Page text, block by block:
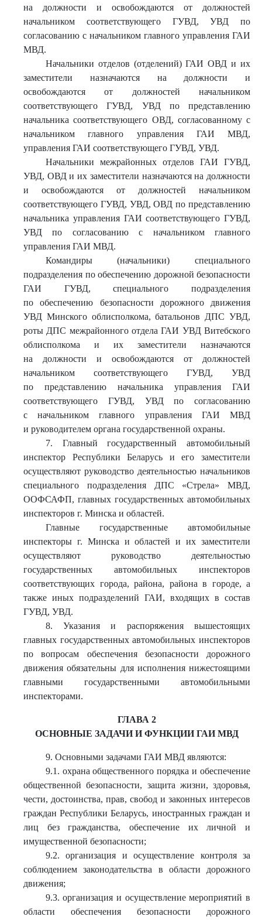
на должности и освобождаются от должностей
начальником соответствующего ГУВД, УВД по
согласованию с начальником главного управления ГАИ
МВД.
Начальники отделов (отделений) ГАИ ОВД и их
заместители назначаются на должности и
освобождаются от должностей начальником
соответствующего ГУВД, УВД по представлению
начальника соответствующего ОВД, согласованному с
начальником главного управления ГАИ МВД,
управления ГАИ соответствующего ГУВД, УВД.
Начальники межрайонных отделов ГАИ ГУВД,
УВД, ОВД и их заместители назначаются на должности
и освобождаются от должностей начальником
соответствующего ГУВД, УВД, ОВД по представлению
начальника управления ГАИ соответствующего ГУВД,
УВД по согласованию с начальником главного
управления ГАИ МВД.
Командиры (начальники) специального
подразделения по обеспечению дорожной безопасности
ГАИ ГУВД, специального подразделения
по обеспечению безопасности дорожного движения
УВД Минского облисполкома, батальонов ДПС УВД,
роты ДПС межрайонного отдела ГАИ УВД Витебского
облисполкома и их заместители назначаются
на должности и освобождаются от должностей
начальником соответствующего ГУВД, УВД
по представлению начальника управления ГАИ
соответствующего ГУВД, УВД по согласованию
с начальником главного управления ГАИ МВД
и руководителем органа государственной охраны.
7. Главный государственный автомобильный
инспектор Республики Беларусь и его заместители
осуществляют руководство деятельностью начальников
специального подразделения ДПС «Стрела» МВД,
ООФСАФП, главных государственных автомобильных
инспекторов г. Минска и областей.
Главные государственные автомобильные
инспекторы г. Минска и областей и их заместители
осуществляют руководство деятельностью
государственных автомобильных инспекторов
соответствующих города, района, района в городе, а
также иных подразделений ГАИ, входящих в состав
ГУВД, УВД.
8. Указания и распоряжения вышестоящих
главных государственных автомобильных инспекторов
по вопросам обеспечения безопасности дорожного
движения обязательны для исполнения нижестоящими
главными государственными автомобильными
инспекторами.
ГЛАВА 2
ОСНОВНЫЕ ЗАДАЧИ И ФУНКЦИИ ГАИ МВД
9. Основными задачами ГАИ МВД являются:
9.1. охрана общественного порядка и обеспечение
общественной безопасности, защита жизни, здоровья,
чести, достоинства, прав, свобод и законных интересов
граждан Республики Беларусь, иностранных граждан и
лиц без гражданства, обеспечение их личной и
имущественной безопасности;
9.2. организация и осуществление контроля за
соблюдением законодательства в области дорожного
движения;
9.3. организация и осуществление мероприятий в
области обеспечения безопасности дорожного